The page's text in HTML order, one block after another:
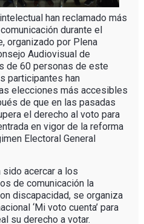
han reclamado más
durante el
organizado por Plena
Audiovisual de
de 60 personas de este
participantes han
elecciones más accesibles
de que en las pasadas
el derecho al voto para
en vigor de la reforma
Electoral General
sido acercar a los
de comunicación la
discapacidad, se organiza
‘Mi voto cuenta’ para
su derecho a votar.